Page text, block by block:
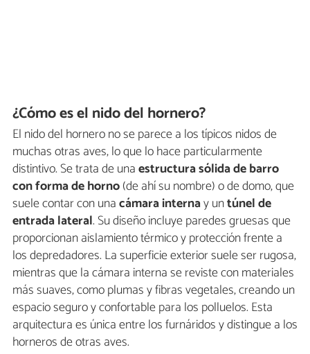
¿Cómo es el nido del hornero?
El nido del hornero no se parece a los típicos nidos de
muchas otras aves, lo que lo hace particularmente
distintivo. Se trata de unaestructura sólida de barro
con forma de horno(de ahí su nombre) o de domo, que
suele contar con unacámara internay untúnel de
entrada lateral. Su diseño incluye paredes gruesas que
proporcionan aislamiento térmico y protección frente a
los depredadores. La superficie exterior suele ser rugosa,
mientras que la cámara interna se reviste con materiales
más suaves, como plumas y fibras vegetales, creando un
espacio seguro y confortable para los polluelos. Esta
arquitectura es única entre los furnáridos y distingue a los
horneros de otras aves.